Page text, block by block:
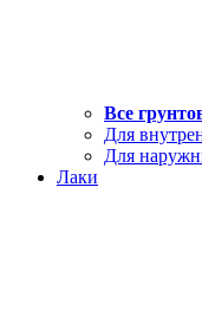
Все
Для
Для
Лаки